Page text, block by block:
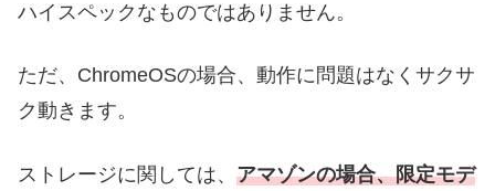
ハイスペックなものではありません。
ただ、ChromeOSの場合、動作に問題はなくサクサ
ク動きます。
ストレージに関しては、 アマゾンの場合、限定モデ